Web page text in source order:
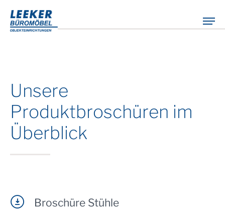
Broschüre Stühle
Unsere
Produktbroschüren im
Überblick